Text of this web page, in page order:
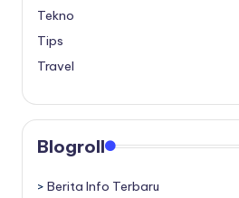
Tekno
Tips
Travel
Blogroll
> Berita Info Terbaru